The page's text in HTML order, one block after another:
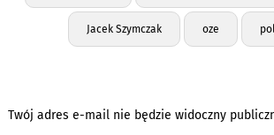
Jacek Szymczak oze
Twój adres e-mail nie będzie widoczny